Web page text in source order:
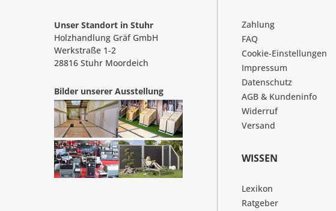
Unser Standort in Stuhr
Holzhandlung Gräf GmbH
Werkstraße 1-2
28816 Stuhr Moordeich
Bilder unserer Ausstellung
Zahlung
FAQ
Cookie-Einstellungen
Impressum
Datenschutz
AGB & Kundeninfo
Widerruf
Versand
WISSEN
Lexikon
Ratgeber